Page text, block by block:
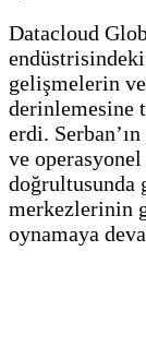
Datacloud
gelişmelerin
derinlemesine
erdi.
ve
doğrultusunda
merkezlerinin
oynamaya